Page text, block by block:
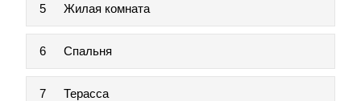
5 Жилая комната
6 Спальня
7 Терасса